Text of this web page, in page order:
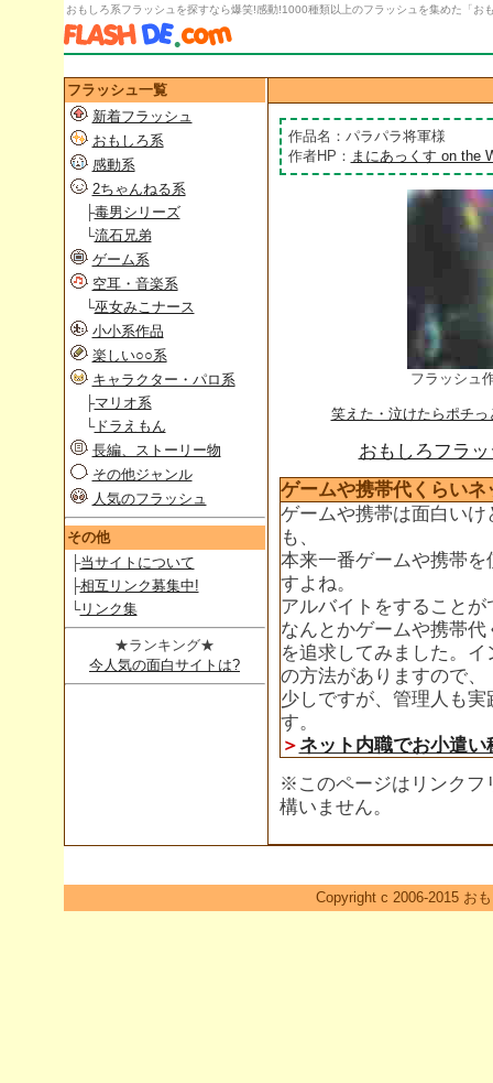
おもしろ系フラッシュを探すなら爆笑!感動!1000種類以上のフラッシュを集めた「お
作品名：パラパラ将軍様
作者HP： まにあっくす on the
フラッシュ
笑えた・泣けたらポチっ
おもしろフラ
ゲームや携帯代くらいネ
ゲームや携帯は面白い
も、
本来一番ゲームや携帯
すよね。
アルバイトをすること
なんとかゲームや携帯
を追求してみました。
の方法がありますので、
少しですが、管理人も
す。
＞ ネット内職でお小遣い
※このページはリンクフ
構いません。
フラッシュ一覧
新着フラッシュ
おもしろ系
感動系
2ちゃんねる系
├毒男シリーズ
└流石兄弟
ゲーム系
空耳・音楽系
└巫女みこナース
小小系作品
楽しい○○系
キャラクター・パロ系
├マリオ系
└ドラえもん
長編、ストーリー物
その他ジャンル
人気のフラッシュ
その他
├当サイトについて
├相互リンク募集中!
└リンク集
★ランキング★
今人気の面白サイトは?
Copyright c 2006-2015 お